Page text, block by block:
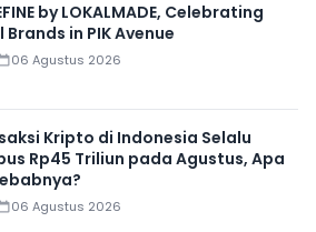
by LOKALMADE, Celebrating
Brands in PIK Avenue
06 Agustus 2026
Kripto di Indonesia Selalu
Rp45 Triliun pada Agustus, Apa
06 Agustus 2026